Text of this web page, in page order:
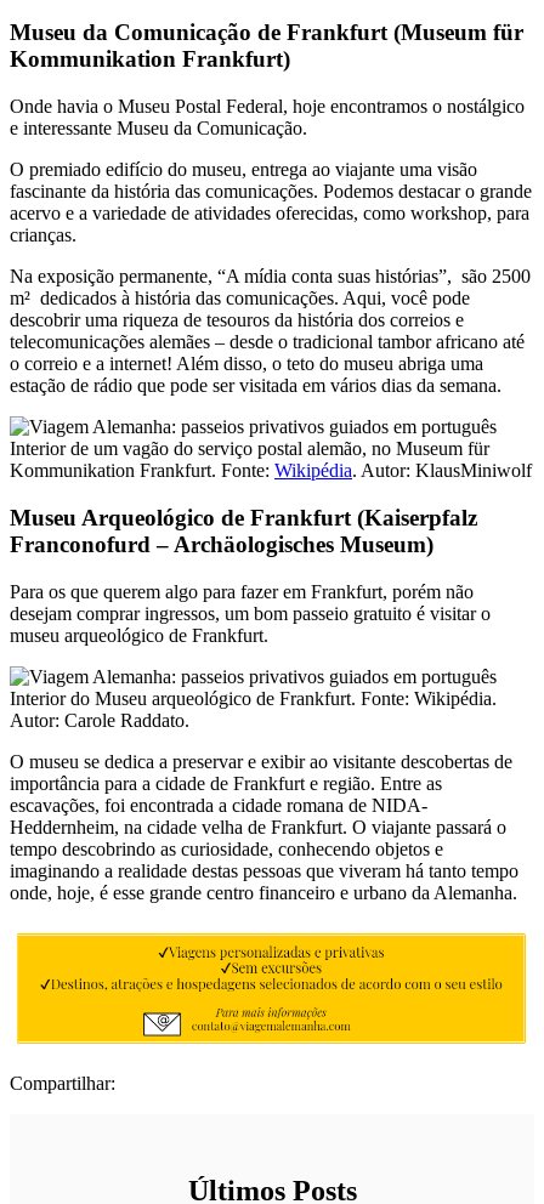
Museu da Comunicação de Frankfurt (Museum für
Kommunikation Frankfurt)
Onde havia o Museu Postal Federal, hoje encontramos o nostálgico
e interessante Museu da Comunicação.
O premiado edifício do museu, entrega ao viajante uma visão
fascinante da história das comunicações. Podemos destacar o grande
acervo e a variedade de atividades oferecidas, como workshop, para
crianças.
Na exposição permanente, “A mídia conta suas histórias”, são 2500
m² dedicados à história das comunicações. Aqui, você pode
descobrir uma riqueza de tesouros da história dos correios e
telecomunicações alemães – desde o tradicional tambor africano até
o correio e a internet! Além disso, o teto do museu abriga uma
estação de rádio que pode ser visitada em vários dias da semana.
Interior de um vagão do serviço postal alemão, no Museum für
Kommunikation Frankfurt. Fonte: Wikipédia. Autor: KlausMiniwolf
Museu Arqueológico de Frankfurt (Kaiserpfalz
Franconofurd – Archäologisches Museum)
Para os que querem algo para fazer em Frankfurt, porém não
desejam comprar ingressos, um bom passeio gratuito é visitar o
museu arqueológico de Frankfurt.
Interior do Museu arqueológico de Frankfurt. Fonte: Wikipédia.
Autor: Carole Raddato.
O museu se dedica a preservar e exibir ao visitante descobertas de
importância para a cidade de Frankfurt e região. Entre as
escavações, foi encontrada a cidade romana de NIDA-
Heddernheim, na cidade velha de Frankfurt. O viajante passará o
tempo descobrindo as curiosidade, conhecendo objetos e
imaginando a realidade destas pessoas que viveram há tanto tempo
onde, hoje, é esse grande centro financeiro e urbano da Alemanha.
Compartilhar:
Últimos Posts